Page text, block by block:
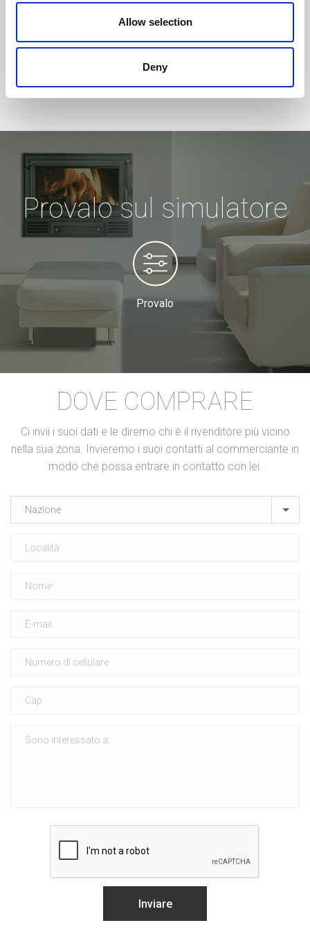
Allow selection
Deny
Provalo sul simulatore
Provalo
DOVE COMPRARE
Ci invii i suoi dati e le diremo chi è il rivenditore più vicino
nella sua zona. Invieremo i suoi contatti al commerciante in
modo che possa entrare in contatto con lei.
Nazione